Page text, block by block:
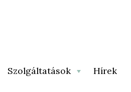
Szolgáltatások Hírek